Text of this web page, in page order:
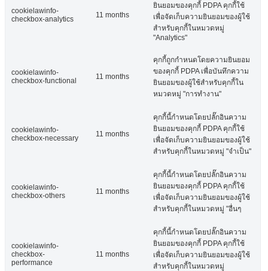
cookielawinfo-
checkbox-analytics
11 months
ยินยอมของคุกกี้ PDPA คุกกี้ใช้
เพื่อจัดเก็บความยินยอมของผู้ใช้
สำหรับคุกกี้ในหมวดหมู่
"Analytics"
cookielawinfo-
checkbox-functional
11 months
คุกกี้ถูกกำหนดโดยความยินยอม
ของคุกกี้ PDPA เพื่อบันทึกความ
ยินยอมของผู้ใช้สำหรับคุกกี้ใน
หมวดหมู่ "การทำงาน"
cookielawinfo-
checkbox-necessary
11 months
คุกกี้นี้กำหนดโดยปลั๊กอินความ
ยินยอมของคุกกี้ PDPA คุกกี้ใช้
เพื่อจัดเก็บความยินยอมของผู้ใช้
สำหรับคุกกี้ในหมวดหมู่ "จำเป็น"
cookielawinfo-
checkbox-others
11 months
คุกกี้นี้กำหนดโดยปลั๊กอินความ
ยินยอมของคุกกี้ PDPA คุกกี้ใช้
เพื่อจัดเก็บความยินยอมของผู้ใช้
สำหรับคุกกี้ในหมวดหมู่ "อื่นๆ
cookielawinfo-
checkbox-
performance
11 months
คุกกี้นี้กำหนดโดยปลั๊กอินความ
ยินยอมของคุกกี้ PDPA คุกกี้ใช้
เพื่อจัดเก็บความยินยอมของผู้ใช้
สำหรับคุกกี้ในหมวดหมู่